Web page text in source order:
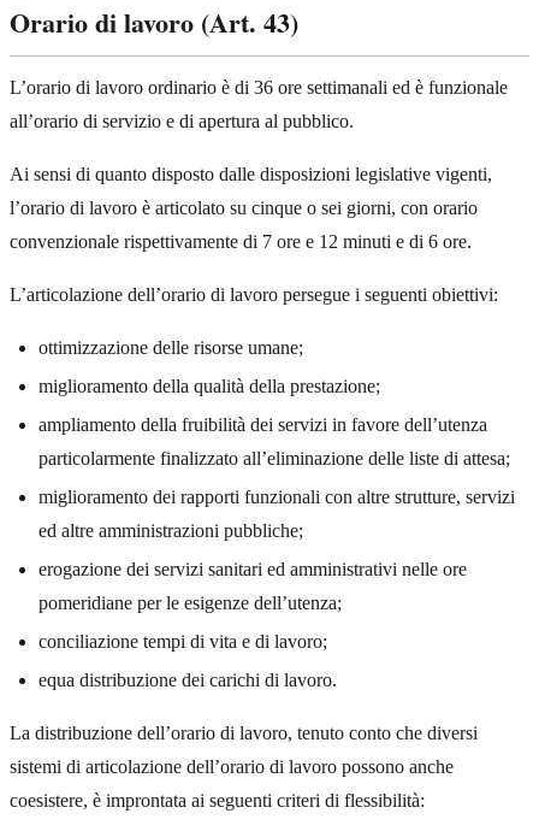
Orario di lavoro (Art. 43)
L’orario di lavoro ordinario è di 36 ore settimanali ed è funzionale
all’orario di servizio e di apertura al pubblico.
Ai sensi di quanto disposto dalle disposizioni legislative vigenti,
l’orario di lavoro è articolato su cinque o sei giorni, con orario
convenzionale rispettivamente di 7 ore e 12 minuti e di 6 ore.
L’articolazione dell’orario di lavoro persegue i seguenti obiettivi:
ottimizzazione delle risorse umane;
miglioramento della qualità della prestazione;
ampliamento della fruibilità dei servizi in favore dell’utenza
particolarmente finalizzato all’eliminazione delle liste di attesa;
miglioramento dei rapporti funzionali con altre strutture, servizi
ed altre amministrazioni pubbliche;
erogazione dei servizi sanitari ed amministrativi nelle ore
pomeridiane per le esigenze dell’utenza;
conciliazione tempi di vita e di lavoro;
equa distribuzione dei carichi di lavoro.
La distribuzione dell’orario di lavoro, tenuto conto che diversi
sistemi di articolazione dell’orario di lavoro possono anche
coesistere, è improntata ai seguenti criteri di flessibilità: